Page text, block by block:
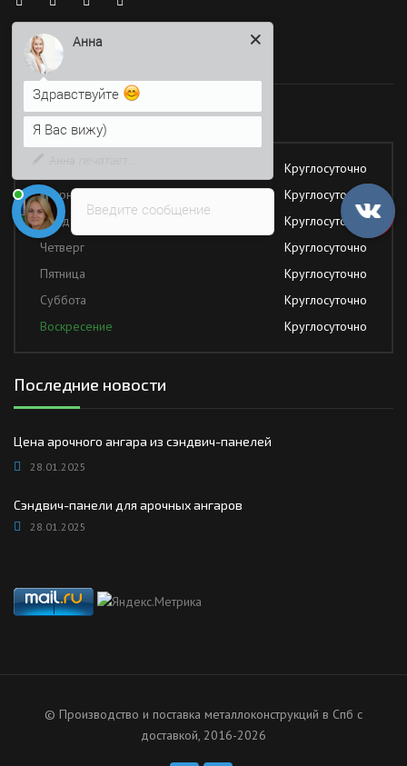
Время работы
Работаем без обеда и выходных
Круглосуточно
Вторник
Круглосуточно
Среда
Круглосуточно
Четверг
Круглосуточно
Пятница
Круглосуточно
Суббота
Круглосуточно
Воскресение
Круглосуточно
Последние новости
Цена арочного ангара из сэндвич-панелей
28.01.2025
Сэндвич-панели для арочных ангаров
28.01.2025
© Производство и поставка металлоконструкций в Спб с
доставкой, 2016-2026
Введите сообщение
Здравствуйте
Я Вас вижу)
Напишите сюда свой вопрос.
Возможно, его решение будет
быстрее